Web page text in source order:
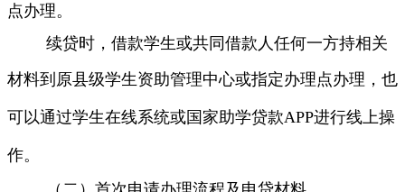
点办理。
续贷时，借款学生或共同借款人任何一方持相关
材料到原县级学生资助管理中心或指定办理点办理，也
可以通过学生在线系统或国家助学贷款APP进行线上操
作。